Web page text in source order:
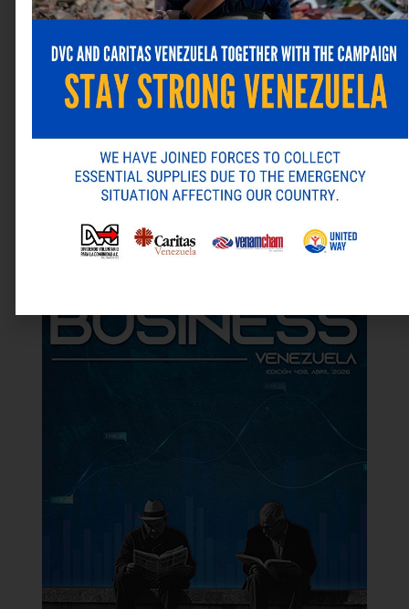
Guarda mi nombre, correo electrónico y web en este
navegador para la próxima vez que comente.
Alternative:
ANTERIOR
Tracker GPS presente en el Startup Venezuela Summit 2025
SIGUIENTE
Desmitificando la IA Generativa: Claves para una Gestión Integral de Riesgos en las Empresas
Última revista